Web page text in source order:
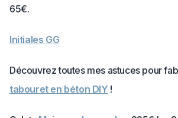
65€.
Initiales GG
Découvrez toutes mes astuces pour
tabouret en béton DIY !